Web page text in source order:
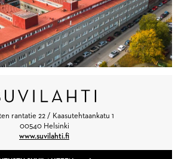
rantatie 22 / Kaasutehtaankatu 1
00540 Helsinki
www.suvilahti.fi